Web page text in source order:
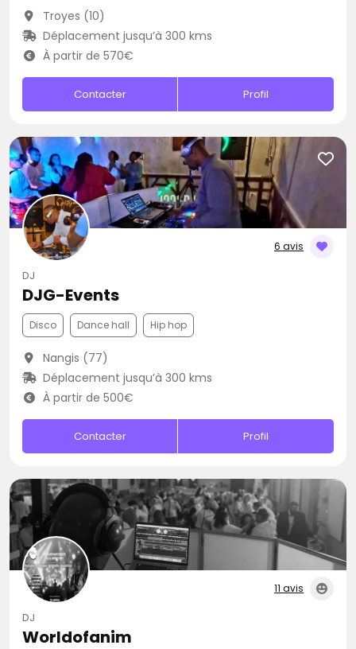
Troyes (10)
Déplacement jusqu’à 300 kms
À partir de 570€
Contacter Profil
6 avis
DJ
DJG-Events
Disco Dance hall Hip hop
Nangis (77)
Déplacement jusqu’à 300 kms
À partir de 500€
Contacter Profil
11 avis
DJ
Worldofanim